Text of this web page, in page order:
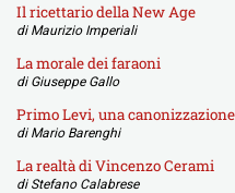
Il ricettario della New Age
di Maurizio Imperiali
La morale dei faraoni
di Giuseppe Gallo
Primo Levi, una
di Mario Barenghi
La realtà di Vincenzo Cerami
di Stefano Calabrese